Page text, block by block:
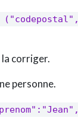
corriger.
personne.